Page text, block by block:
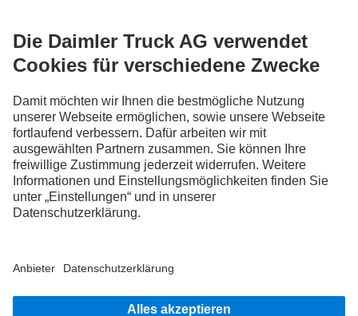
FOLLOW THE ROADSTARS.
Tausche jetzt Erfahrungen mit anderen Truckerinnen und
Truckern aus.
Steig ein
Impressum